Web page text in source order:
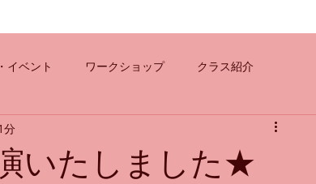
イベント ワークショップ クラス紹介
RADロイヤル・アカデミー お知らせ
いたしました★
分